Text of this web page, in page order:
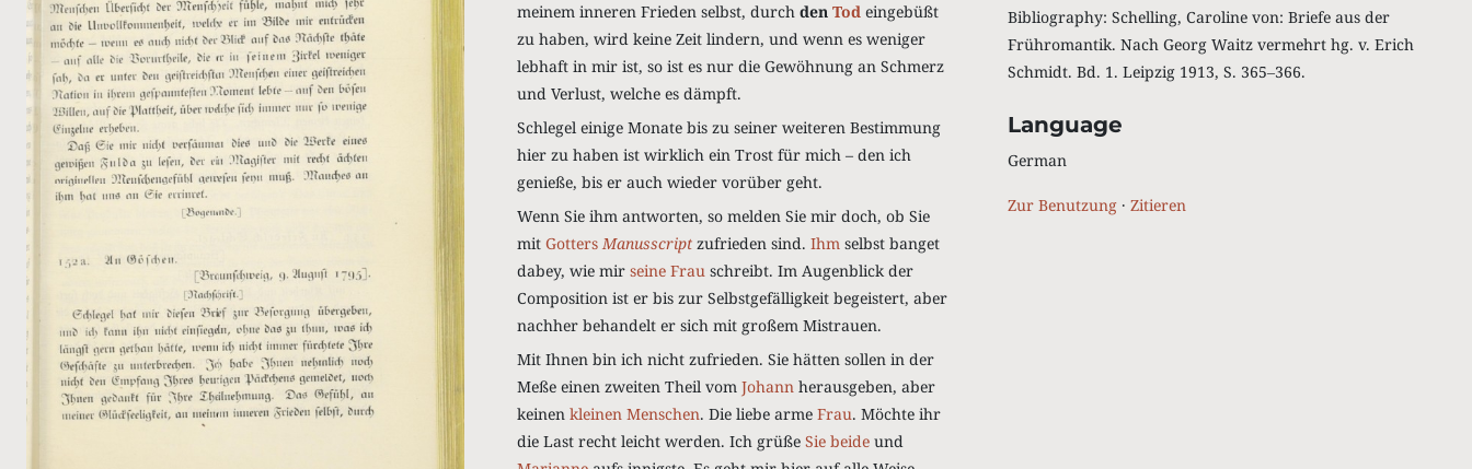
meinem inneren Frieden selbst, durch den Todeingebüßt
zu haben, wird keine Zeit lindern, und wenn es weniger
lebhaft in mir ist, so ist es nur die Gewöhnung an Schmerz
und Verlust, welche es dämpft.
Schlegel einige Monate bis zu seiner weiteren Bestimmung
hier zu haben ist wirklich ein Trost für mich – den ich
genieße, bis er auch wieder vorüber geht.
Wenn Sie ihm antworten, so melden Sie mir doch, ob Sie
mit GottersManusscriptzufrieden sind. Ihmselbst banget
dabey, wie mir seine Frauschreibt. Im Augenblick der
Composition ist er bis zur Selbstgefälligkeit begeistert, aber
nachher behandelt er sich mit großem Mistrauen.
Mit Ihnen bin ich nicht zufrieden. Sie hätten sollen in der
Meße einen zweiten Theil vom Johannherausgeben, aber
keinen kleinen Menschen. Die liebe arme Frau. Möchte ihr
die Last recht leicht werden. Ich grüße Sie beideund
Bibliography: Schelling, Caroline von: Briefe aus der
Frühromantik. Nach Georg Waitz vermehrt hg. v. Erich
Schmidt. Bd. 1. Leipzig 1913, S. 365‒366.
Language
German
Zur Benutzung· Zitieren